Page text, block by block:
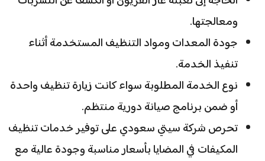
ومعالجتها.
جودة المعدات ومواد التنظيف المستخدمة أثناء
تنفيذ الخدمة.
نوع الخدمة المطلوبة سواء كانت زيارة تنظيف واحدة
أو ضمن برنامج صيانة دورية منتظم.
تحرص شركة سيتي سعودي على توفير خدمات تنظيف
المكيفات في المضايا بأسعار مناسبة وجودة عالية مع